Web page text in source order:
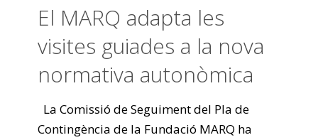
El MARQ adapta les
visites guiades a la nova
normativa autonòmica
La Comissió de Seguiment del Pla de
Contingència de la Fundació MARQ ha